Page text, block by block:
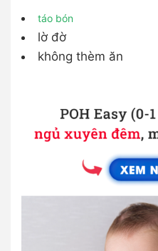
táo bón
lờ đờ
không thèm ăn